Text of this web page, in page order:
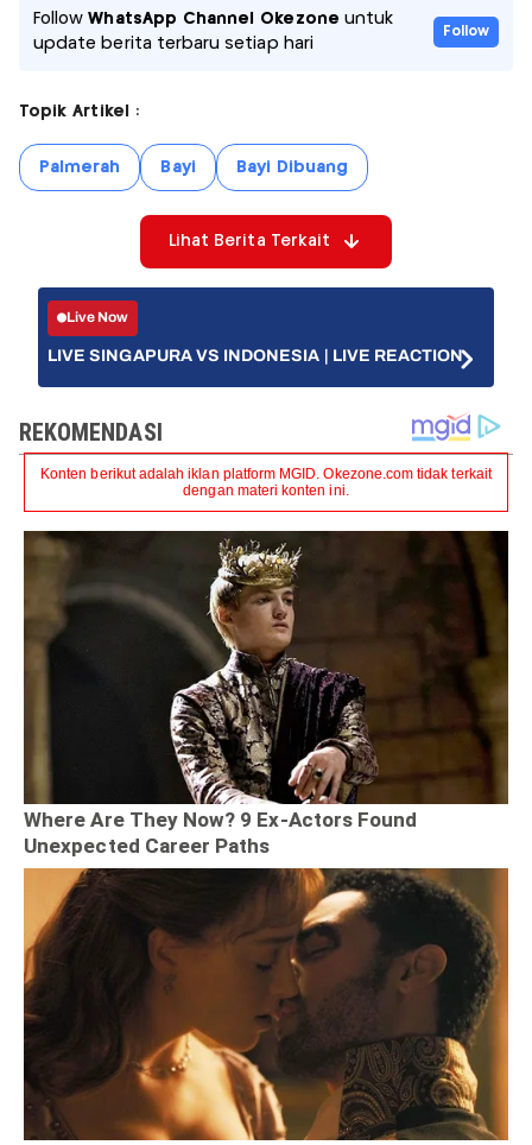
FollowWhatsApp Channel Okezone untuk
update berita terbaru setiap hari
Follow
Topik Artikel :
Palmerah Bayi Bayi Dibuang
Lihat Berita Terkait
Live Now
LIVE SINGAPURA VS INDONESIA | LIVE REACTION